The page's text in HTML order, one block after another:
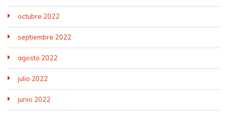
octubre 2022
septiembre 2022
agosto 2022
julio 2022
junio 2022